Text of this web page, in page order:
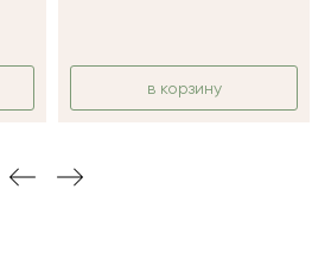
в корзину